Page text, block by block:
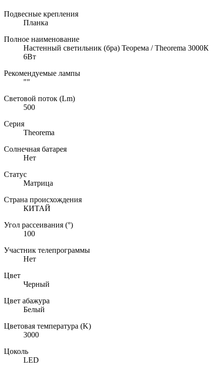
Подвесные крепления
Планка
Полное наименование
Настенный светильник (бра) Теорема / Theorema 3000К
6Вт
Рекомендуемые лампы
""
Световой поток (Lm)
500
Серия
Theorema
Солнечная батарея
Нет
Статус
Матрица
Страна происхождения
КИТАЙ
Угол рассеивания (°)
100
Участник телепрограммы
Нет
Цвет
Черный
Цвет абажура
Белый
Цветовая температура (K)
3000
Цоколь
LED